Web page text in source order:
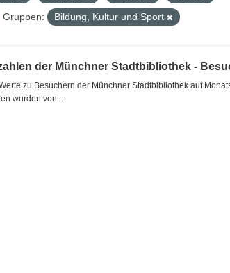
Gruppen: Bildung, Kultur und Sport
der Münchner Stadtbibliothek -
zu Besuchern der Münchner Stadtbibliothek auf
wurden von...